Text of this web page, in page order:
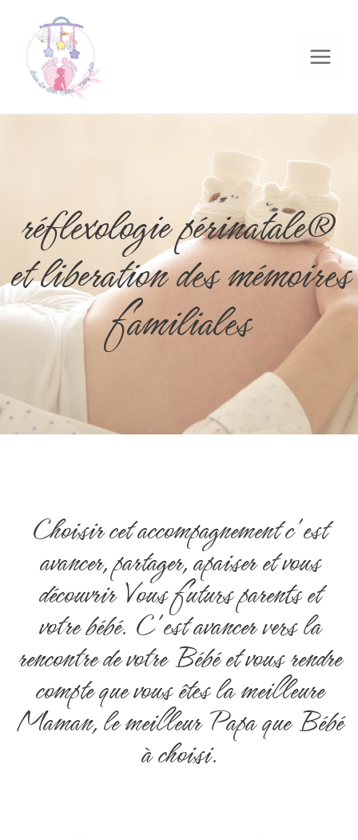
réflexologie périnatale®
et liberation des mémoires
familiales
Choisir cet accompagnement c'est
avancer, partager, apaiser et vous
découvrir Vous futurs parents et
votre bébé. C'est avancer vers la
rencontre de votre Bébé et vous rendre
compte que vous êtes la meilleure
Maman, le meilleur Papa que Bébé
à choisi.